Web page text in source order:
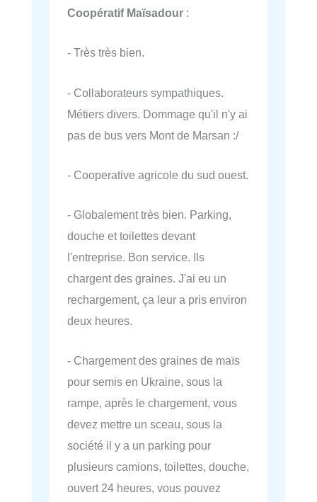
Coopératif Maïsadour :
- Très très bien.
- Collaborateurs sympathiques.
Métiers divers. Dommage qu'il n'y ai
pas de bus vers Mont de Marsan :/
- Cooperative agricole du sud ouest.
- Globalement très bien. Parking,
douche et toilettes devant
l'entreprise. Bon service. Ils
chargent des graines. J'ai eu un
rechargement, ça leur a pris environ
deux heures.
- Chargement des graines de maïs
pour semis en Ukraine, sous la
rampe, après le chargement, vous
devez mettre un sceau, sous la
société il y a un parking pour
plusieurs camions, toilettes, douche,
ouvert 24 heures, vous pouvez